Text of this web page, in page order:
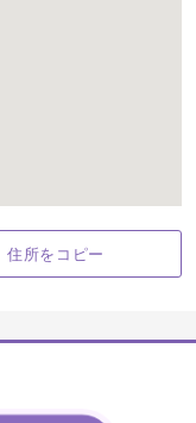
住所をコピー